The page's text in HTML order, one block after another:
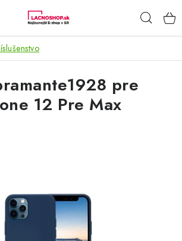
pre
12 Pre Max